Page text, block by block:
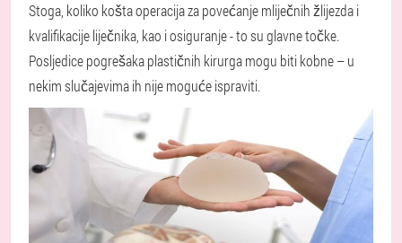
Stoga, koliko košta operacija za povećanje mliječnih žlijezda i
kvalifikacije liječnika, kao i osiguranje - to su glavne točke.
Posljedice pogrešaka plastičnih kirurga mogu biti kobne – u
nekim slučajevima ih nije moguće ispraviti.